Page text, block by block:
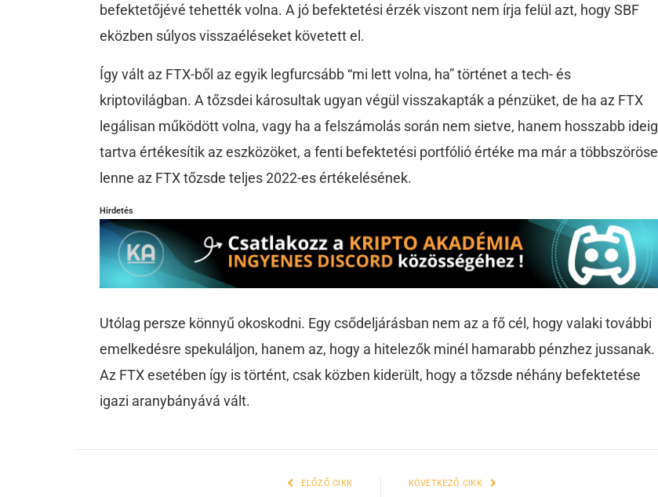
befektetőjévé tehették volna.A jó befektetési érzék viszont nem írja felül azt, hogy SBF
eközben súlyos visszaéléseket követett el.
Így vált az FTX-ből az egyik legfurcsább “mi lett volna, ha” történet a tech- és
kriptovilágban.A tőzsdei károsultak ugyan végül visszakapták a pénzüket, de ha az FTX
legálisan működött volna, vagy ha a felszámolás során nem sietve, hanem hosszabb ideig
tartva értékesítik az eszközöket, a fenti befektetési portfólió értéke ma már a többszöröse
lenne az FTX tőzsde teljes 2022-es értékelésének.
Hirdetés
Utólag persze könnyű okoskodni. Egy csődeljárásban nem az a fő cél, hogy valaki további
emelkedésre spekuláljon, hanem az, hogy a hitelezők minél hamarabb pénzhez jussanak.
Az FTX esetében így is történt, csak közben kiderült, hogy a tőzsde néhány befektetése
igazi aranybányává vált.
ELŐZŐ CIKK KÖVETKEZŐ CIKK